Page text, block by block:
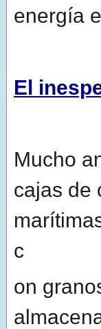
energía
El
Mucho
cajas de
c
on